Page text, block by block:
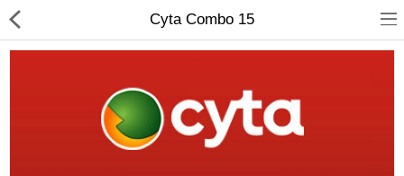
Cyta Combo 15